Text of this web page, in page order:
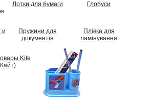
Лотки для бумаги Глобуси
и
Пружини для
документів
Плівка для
ламінування
Kite